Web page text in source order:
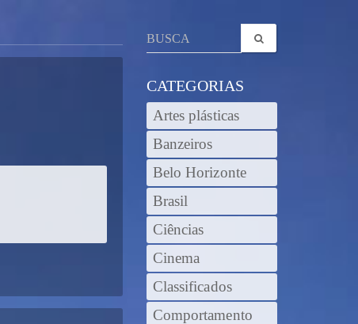
CATEGORIAS
Artes plásticas
Banzeiros
Belo Horizonte
Brasil
Ciências
Cinema
Classificados
Comportamento